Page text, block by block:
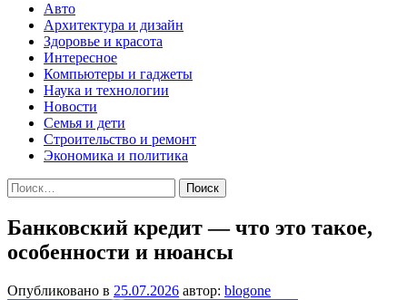
Авто
Архитектура и дизайн
Здоровье и красота
Интересное
Компьютеры и гаджеты
Наука и технологии
Новости
Семья и дети
Строительство и ремонт
Экономика и политика
Найти:
Банковский кредит — что это такое,
особенности и нюансы
Опубликовано в 25.07.2026 автор: blogone